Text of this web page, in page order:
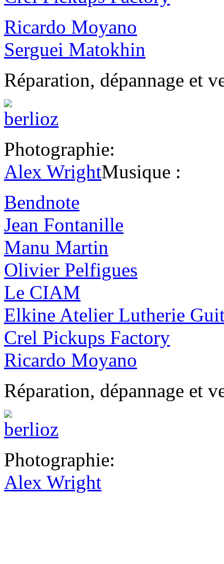
Ricardo Moyano
Serguei Matokhin
Réparation, dépannage et
Photographie:
Alex WrightMusique :
Bendnote
Jean Fontanille
Manu Martin
Olivier Pelfigues
Le CIAM
Elkine Atelier Lutherie
Crel Pickups Factory
Ricardo Moyano
Réparation, dépannage et
Photographie:
Alex Wright